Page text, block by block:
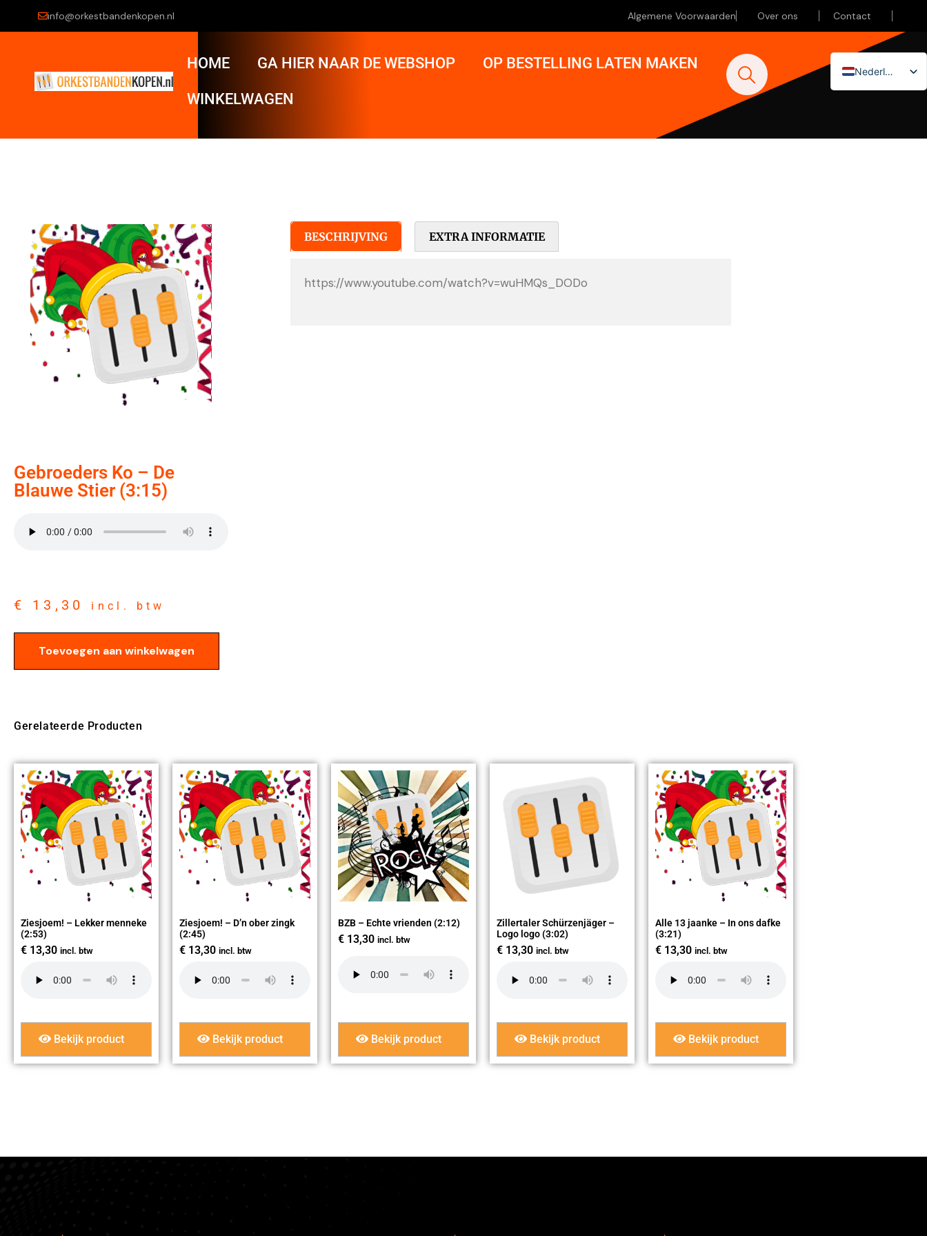
info@orkestbandenkopen.nl Algemene Voorwaarden Over ons Contact
HOME GA HIER NAAR DE WEBSHOP OP BESTELLING LATEN MAKEN
WINKELWAGEN
Nederlands
English (UK)
Gebroeders Ko – De
Blauwe Stier (3:15)
€ 13,30 incl. btw
Toevoegen aan winkelwagen
BESCHRIJVING EXTRA INFORMATIE
https://www.youtube.com/watch?v=wuHMQs_DODo
Gerelateerde Producten
Ziesjoem! – Lekker menneke
(2:53)
€ 13,30 incl. btw
Bekijk product
Ziesjoem! – D’n ober zingk
(2:45)
€ 13,30 incl. btw
Bekijk product
BZB – Echte vrienden (2:12)
€ 13,30 incl. btw
Bekijk product
Zillertaler Schürzenjäger –
Logo logo (3:02)
€ 13,30 incl. btw
Bekijk product
Alle 13 jaanke – In ons dafke
(3:21)
€ 13,30 incl. btw
Bekijk product